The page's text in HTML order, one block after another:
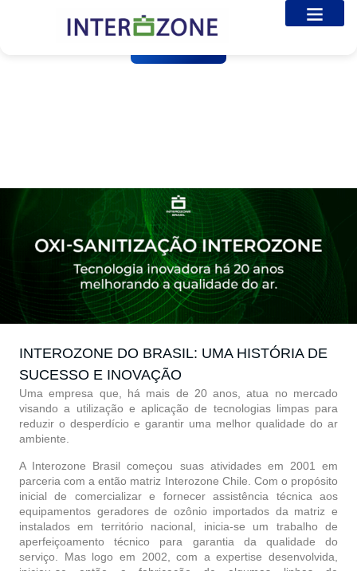
INTEROZONE DO BRASIL: UMA HISTÓRIA DE
SUCESSO E INOVAÇÃO
Uma empresa que, há mais de 20 anos, atua no mercado
visando a utilização e aplicação de tecnologias limpas para
reduzir o desperdício e garantir uma melhor qualidade do ar
ambiente.
A Interozone Brasil começou suas atividades em 2001 em
parceria com a então matriz Interozone Chile. Com o propósito
inicial de comercializar e fornecer assistência técnica aos
equipamentos geradores de ozônio importados da matriz e
instalados em território nacional, inicia-se um trabalho de
aperfeiçoamento técnico para garantia da qualidade do
serviço. Mas logo em 2002, com a expertise desenvolvida,